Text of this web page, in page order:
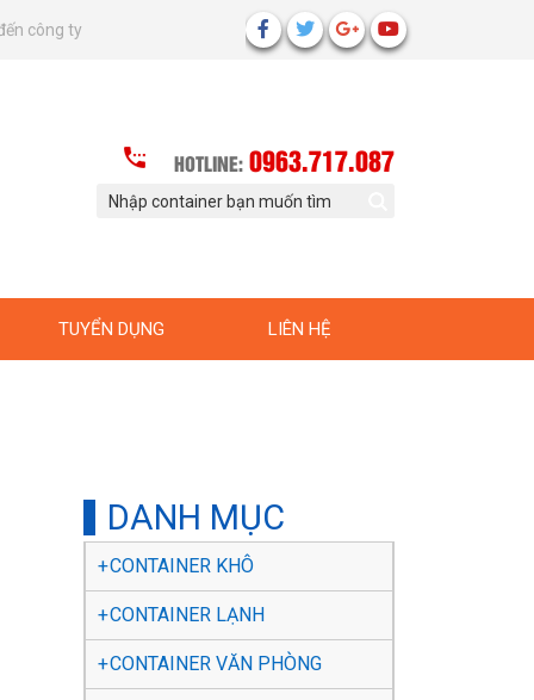
công ty
HOTLINE: 0963.717.087
TUYỂN DỤNG LIÊN HỆ
DANH MỤC
CONTAINER KHÔ
CONTAINER LẠNH
CONTAINER VĂN PHÒNG